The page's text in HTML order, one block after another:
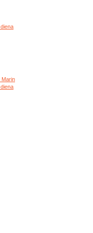
Marin